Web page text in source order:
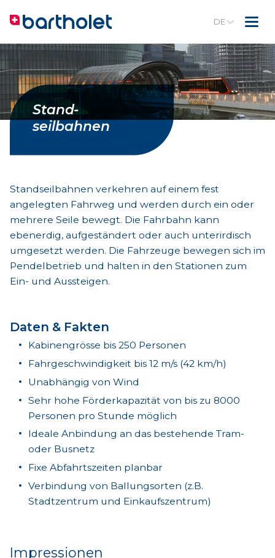
DE
Stand-
seilbahnen
Standseilbahnen verkehren auf einem fest
angelegten Fahrweg und werden durch ein oder
mehrere Seile bewegt. Die Fahrbahn kann
ebenerdig, aufgeständert oder auch unterirdisch
umgesetzt werden. Die Fahrzeuge bewegen sich im
Pendelbetrieb und halten in den Stationen zum
Ein- und Aussteigen.
Daten & Fakten
Kabinengrösse bis 250 Personen
Fahrgeschwindigkeit bis 12 m/s (42 km/h)
Unabhängig von Wind
Sehr hohe Förderkapazität von bis zu 8000
Personen pro Stunde möglich
Ideale Anbindung an das bestehende Tram-
oder Busnetz
Fixe Abfahrtszeiten planbar
Verbindung von Ballungsorten (z.B.
Stadtzentrum und Einkaufszentrum)
Impressionen